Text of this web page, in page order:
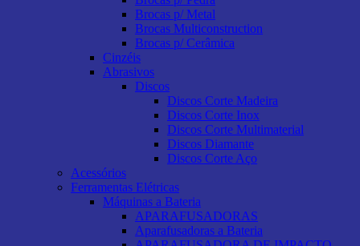
Brocas p/ Metal
Brocas Multiconstruction
Brocas p/ Cerâmica
Cinzéis
Abrasivos
Discos
Discos Corte Madeira
Discos Corte Inox
Discos Corte Multimaterial
Discos Diamante
Discos Corte Aço
Acessórios
Ferramentas Elétricas
Máquinas a Bateria
APARAFUSADORAS
Aparafusadoras a Bateria